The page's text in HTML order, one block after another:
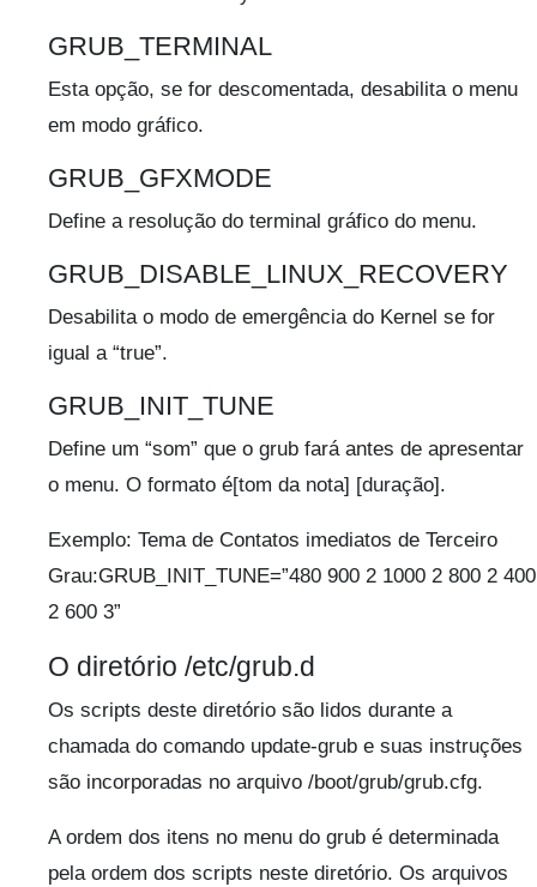
GRUB_TERMINAL
Esta opção, se for descomentada, desabilita o menu
em modo gráfico.
GRUB_GFXMODE
Define a resolução do terminal gráfico do menu.
GRUB_DISABLE_LINUX_RECOVERY
Desabilita o modo de emergência do Kernel se for
igual a “true”.
GRUB_INIT_TUNE
Define um “som” que o grub fará antes de apresentar
o menu. O formato é[tom da nota] [duração].
Exemplo: Tema de Contatos imediatos de Terceiro
Grau:GRUB_INIT_TUNE=”480 900 2 1000 2 800 2 400
2 600 3”
O diretório /etc/grub.d
Os scripts deste diretório são lidos durante a
chamada do comando update-grub e suas instruções
são incorporadas no arquivo /boot/grub/grub.cfg.
A ordem dos itens no menu do grub é determinada
pela ordem dos scripts neste diretório. Os arquivos